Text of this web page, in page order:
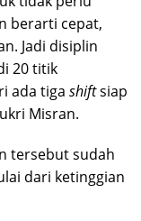
berarti cepat,
Jadi disiplin
20 titik
ada tiga shiftsiap
Misran.
tersebut sudah
dari ketinggian